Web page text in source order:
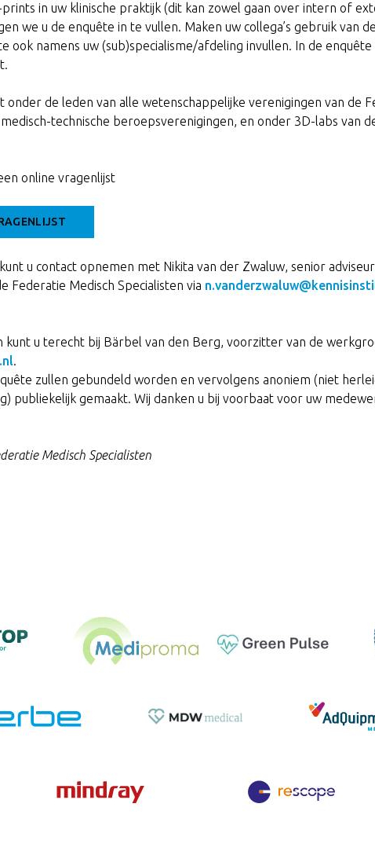
in uw klinische praktijk (dit kan zowel gaan over intern of
we u de enquête in te vullen. Maken uw collega’s gebruik van
ook namens uw (sub)specialisme/afdeling invullen. In de
onder de leden van alle wetenschappelijke verenigingen van de
technische beroepsverenigingen, en onder 3D-labs van
online vragenlijst
u contact opnemen met Nikita van der Zwaluw, senior
Federatie Medisch Specialisten via
kunt u terecht bij Bärbel van den Berg, voorzitter van de
.
zullen gebundeld worden en vervolgens anoniem (niet
publiekelijk gemaakt. Wij danken u bij voorbaat voor uw
Medisch Specialisten